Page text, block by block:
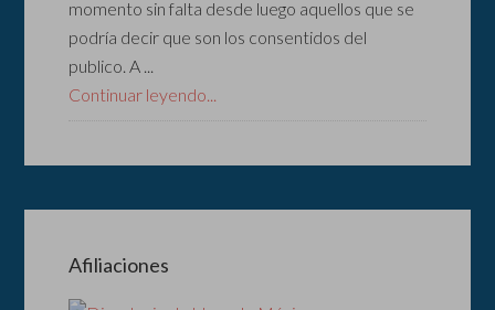
momento sin falta desde luego aquellos que se
podría decir que son los consentidos del
publico. A ...
Continuar leyendo...
Afiliaciones